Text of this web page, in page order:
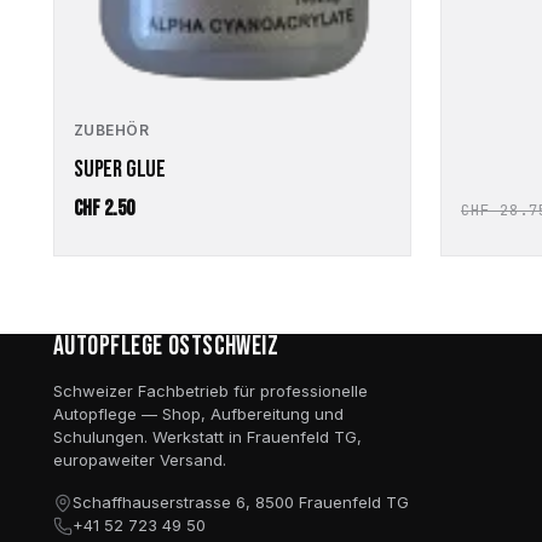
ZUBEHÖR
SUPER GLUE
CHF2.50 CHF
Autopflege Ostschweiz
Schweizer Fachbetrieb für professionelle
Autopflege — Shop, Aufbereitung und
Schulungen. Werkstatt in Frauenfeld TG,
europaweiter Versand.
Schaffhauserstrasse 6, 8500 Frauenfeld TG
+41 52 723 49 50